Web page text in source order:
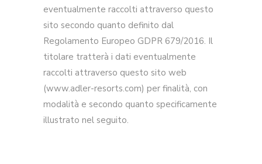
eventualmente raccolti attraverso questo
sito secondo quanto definito dal
Regolamento Europeo GDPR 679/2016. Il
titolare tratterà i dati eventualmente
raccolti attraverso questo sito web
(www.adler-resorts.com) per finalità, con
modalità e secondo quanto specificamente
illustrato nel seguito.